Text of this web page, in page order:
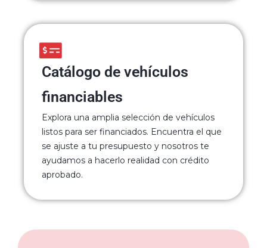
Catálogo de vehículos
financiables
Explora una amplia selección de vehículos
listos para ser financiados. Encuentra el que
se ajuste a tu presupuesto y nosotros te
ayudamos a hacerlo realidad con crédito
aprobado.